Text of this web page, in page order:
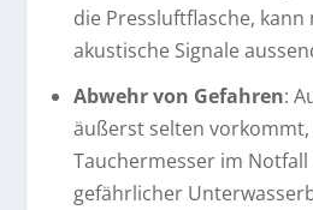
die Pressluftflasche,
akustische Signale
Abwehr von Gefahren:
äußerst selten vorkommt,
Tauchermesser im
gefährlicher